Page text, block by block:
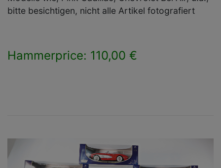
bitte besichtigen, nicht alle Artikel fotografiert
Hammerprice: 110,00 €